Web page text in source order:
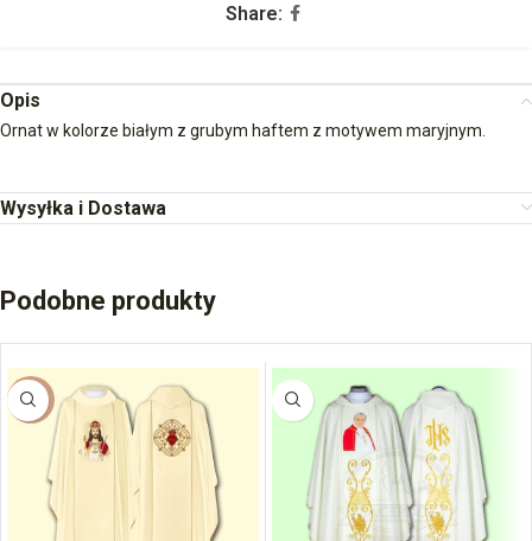
Share:
Opis
Ornat w kolorze białym z grubym haftem z motywem maryjnym.
Wysyłka i Dostawa
Podobne produkty
-13%